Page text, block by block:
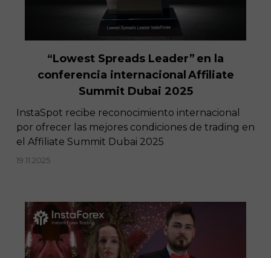
“Lowest Spreads Leader” en la
conferencia internacional Affiliate
Summit Dubai 2025
InstaSpot recibe reconocimiento internacional
por ofrecer las mejores condiciones de trading en
el Affiliate Summit Dubai 2025
19.11.2025